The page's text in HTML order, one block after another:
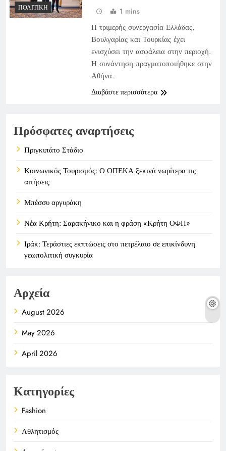
ΠΟΛΙΤΙΚΉ 1 mins
Η τριμερής συνεργασία Ελλάδας,
Βουλγαρίας και Τουρκίας έχει
ενισχύσει την ασφάλεια στην περιοχή.
Η συνάντηση πραγματοποιήθηκε στην
Αθήνα.
Διαβάστε περισσότερα
Πρόσφατες αναρτήσεις
Πριγκιπάτο Στάδιο
Κοινωνικός Τουρισμός: Ο ΟΠΕΚΑ ξεκινά νωρίτερα τις
αιτήσεις
Μπέσσυ αργυράκη
Νέα Κρήτη: Σαρακήνικο και η φράση «Κρήτη ΟΦΗ»
Ιράκ: Τεράστιες εκπτώσεις στο πετρέλαιο σε επικίνδυνη
γεωπολιτική συγκυρία
Αρχεία
August 2026
May 2026
April 2026
Κατηγορίες
Fashion
Αθλητισμός